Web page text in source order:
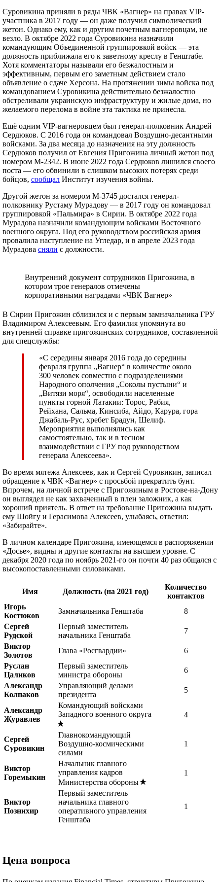
Суровикина приняли в ряды ЧВК «Вагнер» на правах VIP-
участника в 2017 году — он даже получил символический
жетон. Однако ему, как и другим почетным вагнеровцам, не
везло. В октябре 2022 года Суровикина назначили
командующим Объединенной группировкой войск — эта
должность приближала его к заветному креслу в Генштабе.
Хотя комментаторы называли его безжалостным и
эффективным, первым его заметным действием стало
объявление о сдаче Херсона. На протяжении зимы войска под
командованием Суровикина действительно безжалостно
обстреливали украинскую инфраструктуру и жилые дома, но
желаемого перелома в войне эта тактика не принесла.
Ещё одним VIP-вагнеровцем был генерал-полковник Андрей
Сердюков. С 2016 года он командовал Воздушно-десантными
войсками. За два месяца до назначения на эту должность
Сердюков получил от Евгения Пригожина личный жетон под
номером М-2342. В июне 2022 года Сердюков лишился своего
поста — его обвинили в слишком высоких потерях среди
бойцов, сообщал Институт изучения войны.
Другой жетон за номером М-3745 достался генерал-
полковнику Рустаму Мурадову — в 2017 году он командовал
группировкой «Пальмира» в Сирии. В октябре 2022 года
Мурадова назначили командующим войсками Восточного
военного округа. Под его руководством российская армия
провалила наступление на Угледар, и в апреле 2023 года
Мурадова сняли с должности.
Внутренний документ сотрудников Пригожина, в
котором трое генералов отмечены
корпоративными наградами «ЧВК Вагнер»
В Сирии Пригожин сблизился и с первым замначальника ГРУ
Владимиром Алексеевым. Его фамилия упомянута во
внутренней справке пригожинских сотрудников, составленной
для спецслужбы:
«С середины января 2016 года до середины
февраля группа „Вагнер“ в количестве около
300 человек совместно с подразделениями
Народного ополчения „Соколы пустыни“ и
„Витязи моря“, освободили населенные
пункты горной Латакии: Торос, Рабия,
Рейхана, Сальма, Кинсиба, Айдо, Карура, гора
Джабаль-Рус, хребет Брадун, Шелиф.
Мероприятия выполнялись как
самостоятельно, так и в тесном
взаимодействии с ГРУ под руководством
генерала Алексеева».
Во время мятежа Алексеев, как и Сергей Суровикин, записал
обращение к ЧВК «Вагнер» с просьбой прекратить бунт.
Впрочем, на личной встрече с Пригожиным в Ростове-на-Дону
он выглядел не как захваченный в плен заложник, а как
хороший приятель. В ответ на требование Пригожина выдать
ему Шойгу и Герасимова Алексеев, улыбаясь, ответил:
«Забирайте».
В личном календаре Пригожина, имеющемся в распоряжении
«Досье», видны и другие контакты на высшем уровне. С
декабря 2020 года по ноябрь 2021-го он почти 40 раз общался с
высокопоставленными силовиками.
Имя Должность (на 2021 год)
Количество
контактов
Игорь
Костюков
Замначальника Генштаба
8
Сергей
Рудской
Первый заместитель
начальника Генштаба
7
Виктор
Золотов
Глава «Росгвардии»
6
Руслан
Цаликов
Первый заместитель
министра обороны
6
Александр
Колпаков
Управляющий делами
президента
5
Александр
Журавлев
Командующий войсками
Западного военного округа
4
Сергей
Суровикин
Главнокомандующий
Воздушно-космическими
силами
1
Виктор
Горемыкин
Начальник главного
управления кадров
Министерства обороны
1
Виктор
Познихир
Первый заместитель
начальника главного
оперативного управления
Генштаба
1
Цена вопроса